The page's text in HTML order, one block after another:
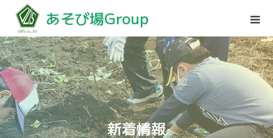
あそび場Group
新着情報